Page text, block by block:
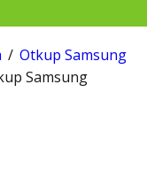
/ Otkup Samsung
Samsung